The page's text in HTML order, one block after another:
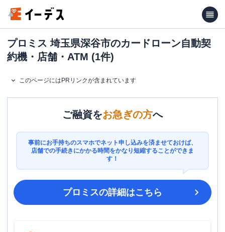
プロミス 埼玉県深谷市のカードローン自動契
約機・店舗・ATM (1件)
このページにはPRリンクが含まれています
ご融資をお急ぎの方へ
事前にお手持ちのスマホでネット申し込みを済ませておけば、
店舗での手続きにかかる時間をかなり短縮することができま
す！
プロミスの詳細はこちら